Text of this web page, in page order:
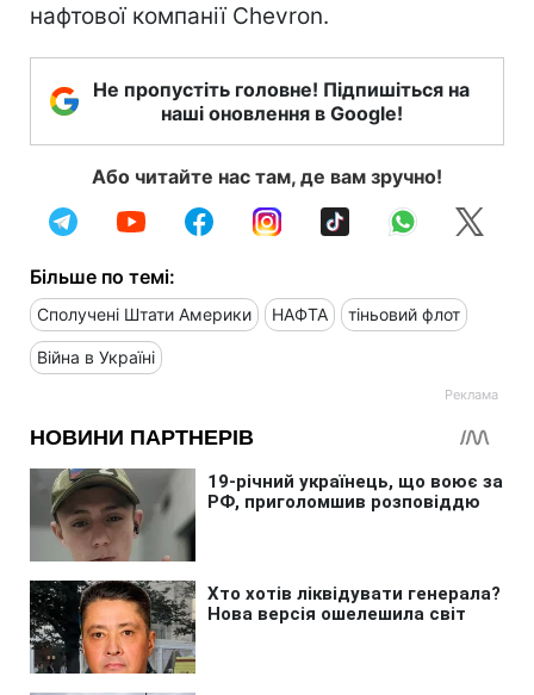
нафтової компанії Chevron.
Не пропустіть головне! Підпишіться на
наші оновлення в Google!
Або читайте нас там, де вам зручно!
Більше по темі:
Сполучені Штати Америки НАФТА тіньовий флот
Війна в Україні